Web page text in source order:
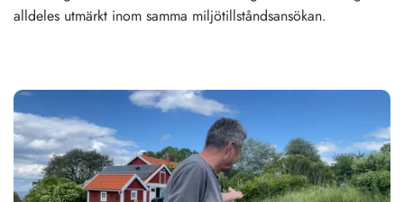
alldeles utmärkt inom samma miljötillståndsansökan.